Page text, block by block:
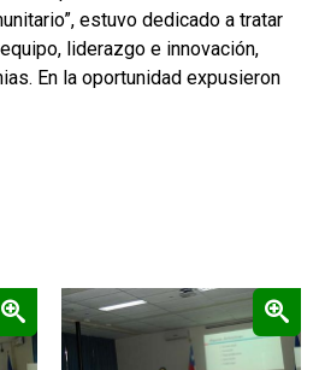
estuvo dedicado a tratar
liderazgo e innovación,
En la oportunidad expusieron
Zoom